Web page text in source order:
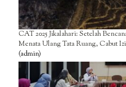
CAT 2025 Jikalahari: Setelah
Menata Ulang Tata Ruang, Cabut
(admin)